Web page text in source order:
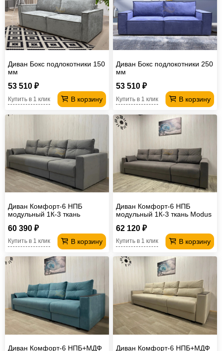
Диван Бокс подлокотники 150
мм
53 510 ₽
В корзину
Купить в 1 клик
Диван Бокс подлокотники 250
мм
53 510 ₽
В корзину
Купить в 1 клик
Диван Комфорт-6 НПБ
модульный 1К-3 ткань
60 390 ₽
В корзину
Купить в 1 клик
Диван Комфорт-6 НПБ
модульный 1К-3 ткань Modus
62 120 ₽
В корзину
Купить в 1 клик
Диван Комфорт-6 НПБ+МДФ Диван Комфорт-6 НПБ+МДФ